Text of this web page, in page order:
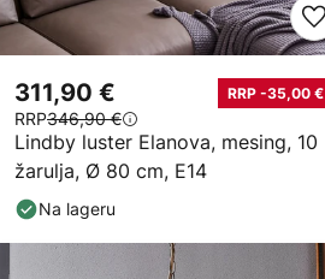
Lindby luster Elanova, mesing, 10
žarulja, Ø 80 cm, E14
311,90 € RRP -35,00 €
RRP346,90 €
Na lageru